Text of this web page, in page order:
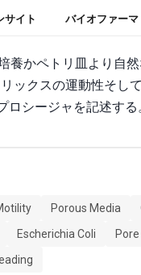
サイト バイオファー
養かペトリ皿より自
ックスの運動性そし
ロシージャを記述する
Porous Media
Escherichia Coli